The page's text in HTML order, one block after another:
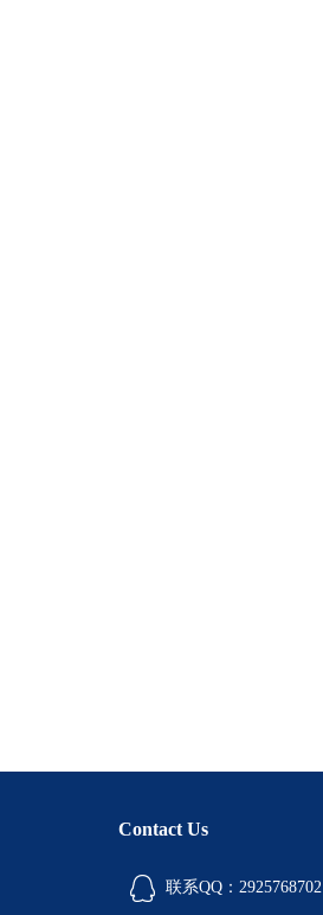
Contact Us
联系QQ：2925768702